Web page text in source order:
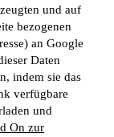
und auf
bezogenen
an Google
Daten
indem sie das
verfügbare
und
On zur